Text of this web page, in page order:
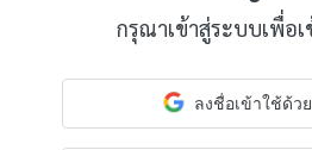
กรุณาเข้าสู่ระบบเพื่อ
ลงชื่อเข้าใช้ด้ว